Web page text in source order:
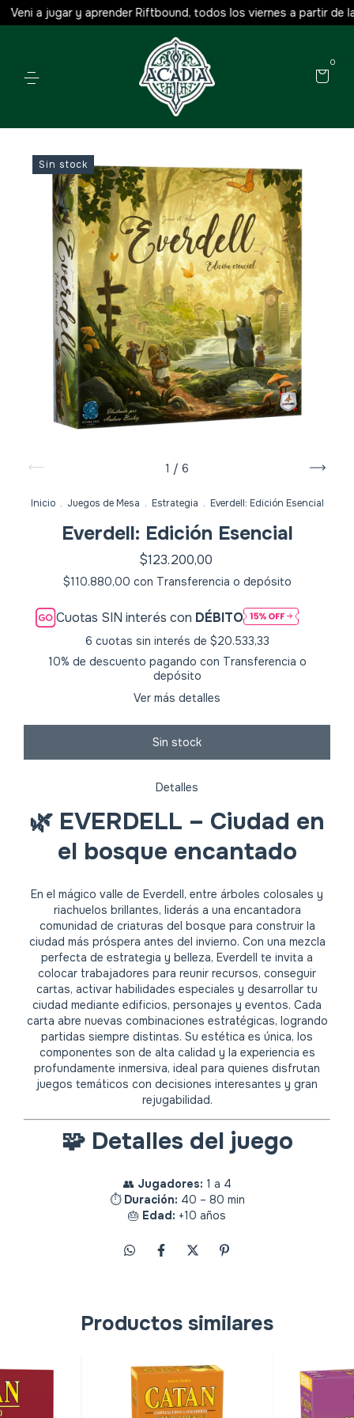
a jugar y aprender Riftbound, todos los viernes a partir de las
0
Sin stock
1 / 6
Inicio . Juegos de Mesa . Estrategia . Everdell: Edición Esencial
Everdell: Edición Esencial
$123.200,00
$110.880,00 con Transferencia o depósito
Cuotas SIN interés con DÉBITO
6 cuotas sin interés de $20.533,33
10% de descuento pagando con Transferencia o
depósito
Ver más detalles
Detalles
🌿 EVERDELL – Ciudad en
el bosque encantado
En el mágico valle de Everdell, entre árboles colosales y
riachuelos brillantes, liderás a una encantadora
comunidad de criaturas del bosque para construir la
ciudad más próspera antes del invierno. Con una mezcla
perfecta de estrategia y belleza, Everdell te invita a
colocar trabajadores para reunir recursos, conseguir
cartas, activar habilidades especiales y desarrollar tu
ciudad mediante edificios, personajes y eventos. Cada
carta abre nuevas combinaciones estratégicas, logrando
partidas siempre distintas. Su estética es única, los
componentes son de alta calidad y la experiencia es
profundamente inmersiva, ideal para quienes disfrutan
juegos temáticos con decisiones interesantes y gran
rejugabilidad.
🧩 Detalles del juego
👥 Jugadores: 1 a 4
⏱️ Duración: 40 – 80 min
🎂 Edad: +10 años
Productos similares